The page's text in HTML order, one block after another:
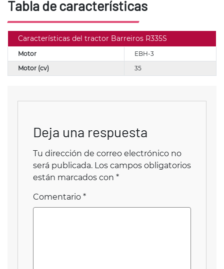
Tabla de características
Características del tractor Barreiros R335S
Motor
EBH-3
Motor (cv)
35
Deja una respuesta
Tu dirección de correo electrónico no
será publicada. Los campos obligatorios
están marcados con *
Comentario *